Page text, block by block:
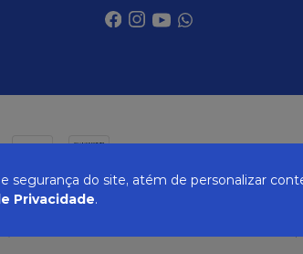
- ELPÍDIO VOLPINI - CACHOEIRO DE ITAPEMIRIM - ES |
segurança do site, atém de personalizar
Privacidade.